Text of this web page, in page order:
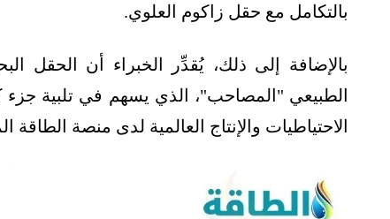
بالتكامل مع حقل زاكوم العلوي.
بالإضافة إلى ذلك، يُقدِّر الخبراء أن الحقل
الطبيعي "المصاحب"، الذي يسهم في تلبية
الاحتياطيات والإنتاج العالمية لدى منصة